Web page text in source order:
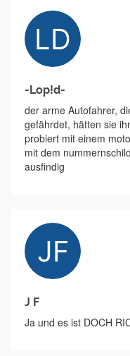
-Lop!d-
der arme Autofahrer,
gefährdet, hätten sie
probiert mit einem
mit dem
ausfindig
J F
Ja und es ist DOCH